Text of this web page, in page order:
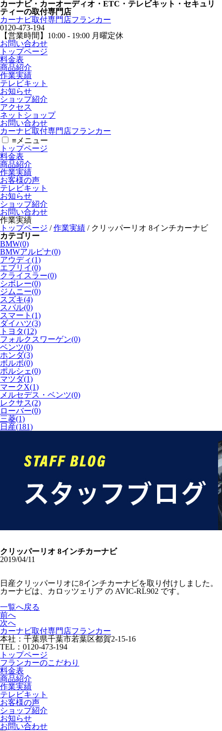
カーナビ・カーオーディオ・ETC・テレビキット・セキュリ
ティーの取付専門店
カーナビ取付専⾨店フランカー
0120-473-194
【営業時間】 10:00 - 19:00 月曜定休
お問い合わせ
トップページ
料金表
商品紹介
作業実績
テレビキット
お知らせ
ショップ紹介
アクセス
ネットショップ
お問い合わせ
カーナビ取付専⾨店フランカー
≡ メニュー
トップページ
料金表
商品紹介
作業実績
お客様の声
テレビキット
お知らせ
ショップ紹介
お問い合わせ
作業実績
トップページ /作業実績 / クリッパーリオ 8インチカーナビ
カテゴリー
BMW(0)
BMWアルピナ(0)
アウディ(1)
エブリイ(0)
クライスラー(0)
シボレー(0)
ジムニー(0)
スズキ(4)
スバル(0)
スマート(1)
ダイハツ(3)
トヨタ(12)
フォルクスワーゲン(0)
ベンツ(0)
ホンダ(3)
ボルボ(0)
ポルシェ(0)
マツダ(1)
マークX(1)
メルセデス・ベンツ(0)
レクサス(2)
ローバー(0)
三菱(1)
日産(181)
クリッパーリオ 8インチカーナビ
2019/04/11
日産クリッパーリオに8インチカーナビを取り付けしました。
カーナビは、カロッツェリア の AVIC-RL902 です。
一覧へ戻る
前へ
次へ
カーナビ取付専⾨店フランカー
本社：千葉県千葉市若葉区都賀2-15-16
TEL：0120-473-194
トップページ
フランカーのこだわり
料金表
商品紹介
作業実績
テレビキット
お客様の声
ショップ紹介
お知らせ
お問い合わせ